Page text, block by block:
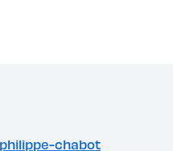
chabot